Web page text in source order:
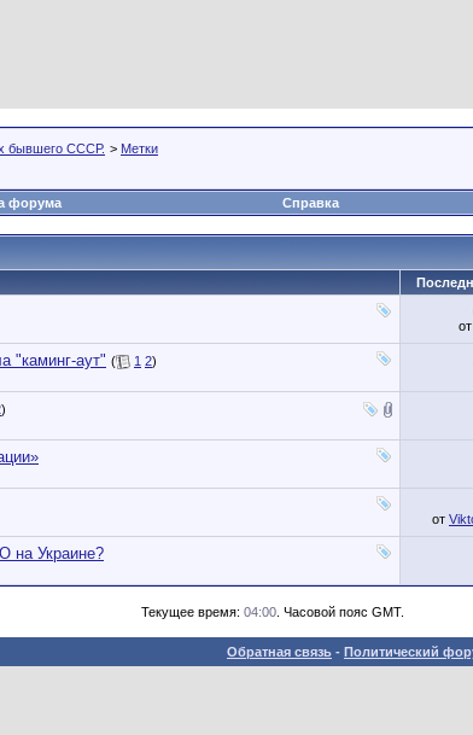
бывшего СССР. > Метки
форума Справка
от
"каминг-аут" ( 1 2)
)
от
на Украине?
Текущее время: 04:00 . Часовой пояс GMT.
Обратная связь - Политический